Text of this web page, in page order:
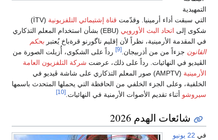
التمهيدية
التي سبقت أداء أرمينيا. وقدّمت قناة إشتيمائي التلفزيونية
(İTV)
شكوى إلى اتحاد البث الأوروپي
(EBU) بشأن استخدام المعلم التذكاري
في المقدمة الأرمينية، نظراً لأن إقليم ناگورنو قرةباخ يُعتبر بحكم
القانون جزءاً من من أذربيجان. [9]
رداً على الشكوى، أُزيلت الصورة من
الڤيديو في النهائيات. رداً على ذلك، عرضت شركة التلفزيون العامة
الأرمينية
(AMPTV) صور المعلم التذكاري على شاشة ڤيديو في
الخلفية، وعلى الجزء الخلفي من الحافظة التي يحملها المتحدث باسمها
سيروشو أثناء تقديم الأصوات الأرمنية في النهائيات. [10]
شائعات الهدم 2026
في 22 يونيو